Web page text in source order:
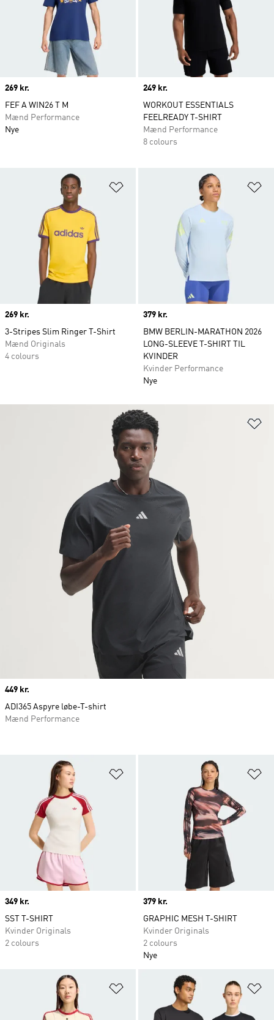
Price
269 kr.
FEF A WIN26 T M
Mænd Performance
Nye
Price
249 kr.
WORKOUT ESSENTIALS
FEELREADY T-SHIRT
Mænd Performance
8 colours
Price
269 kr.
3-Stripes Slim Ringer T-Shirt
Mænd Originals
4 colours
Price
379 kr.
BMW BERLIN-MARATHON 2026
LONG-SLEEVE T-SHIRT TIL
KVINDER
Kvinder Performance
Nye
Price
349 kr.
SST T-SHIRT
Kvinder Originals
2 colours
Price
379 kr.
GRAPHIC MESH T-SHIRT
Kvinder Originals
2 colours
Nye
Føj til ønskeliste
Price
449 kr.
ADI365 Aspyre løbe-T-shirt
Mænd Performance